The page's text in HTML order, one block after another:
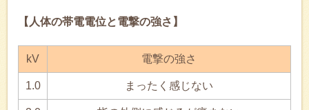
【人体の帯電電位と電撃の強さ】
kV 電撃の強さ
1.0 まったく感じない